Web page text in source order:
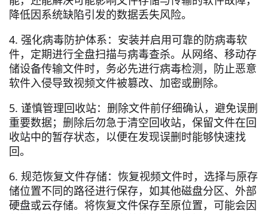
降低因系统缺陷引发的数据丢失风险。
4. 强化病毒防护体系：安装并启用可靠的防病毒软
件，定期进行全盘扫描与病毒查杀。从网络、移动存
储设备传输文件时，务必先进行病毒检测，防止恶意
软件入侵导致视频文件被篡改、加密或删除。
5. 谨慎管理回收站：删除文件前仔细确认，避免误删
重要数据；删除后勿急于清空回收站，保留文件在回
收站中的暂存状态，以便在发现误删时能够快速找
回。
6. 规范恢复文件存储：恢复视频文件时，选择与原存
储位置不同的路径进行保存，如其他磁盘分区、外部
硬盘或云存储。将恢复文件保存至原位置，可能会因